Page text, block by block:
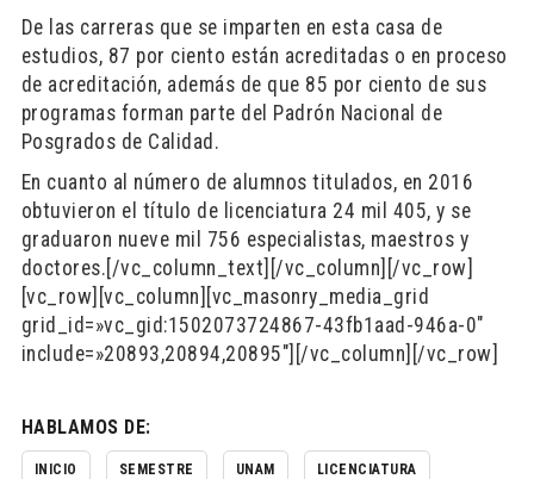
De las carreras que se imparten en esta casa de
estudios, 87 por ciento están acreditadas o en proceso
de acreditación, además de que 85 por ciento de sus
programas forman parte del Padrón Nacional de
Posgrados de Calidad.
En cuanto al número de alumnos titulados, en 2016
obtuvieron el título de licenciatura 24 mil 405, y se
graduaron nueve mil 756 especialistas, maestros y
doctores.[/vc_column_text][/vc_column][/vc_row]
[vc_row][vc_column][vc_masonry_media_grid
grid_id=»vc_gid:1502073724867-43fb1aad-946a-0″
include=»20893,20894,20895″][/vc_column][/vc_row]
HABLAMOS DE:
INICIO SEMESTRE UNAM LICENCIATURA